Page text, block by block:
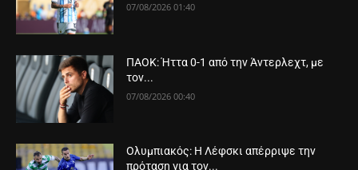
07/08/2026 01:40
ΠΑΟΚ: Ήττα 0-1 από την Άντερλεχτ, με
τον...
07/08/2026 00:40
Ολυμπιακός: Η Λέφσκι απέρριψε την
πρόταση για τον...